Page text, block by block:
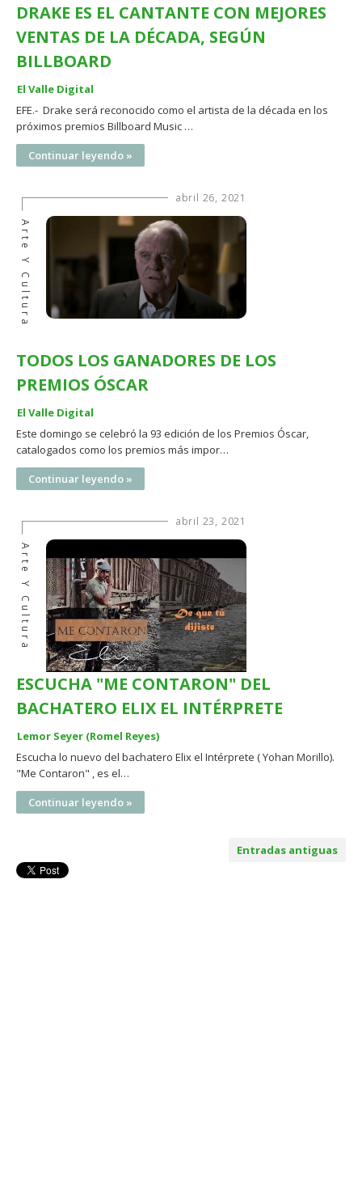
DRAKE ES EL CANTANTE CON MEJORES
VENTAS DE LA DÉCADA, SEGÚN
BILLBOARD
El Valle Digital
EFE.- Drake será reconocido como el artista de la década en los
próximos premios Billboard Music …
Continuar leyendo »
abril 26, 2021
Arte Y Cultura
TODOS LOS GANADORES DE LOS
PREMIOS ÓSCAR
El Valle Digital
Este domingo se celebró la 93 edición de los Premios Óscar,
catalogados como los premios más impor…
Continuar leyendo »
abril 23, 2021
Arte Y Cultura
ESCUCHA "ME CONTARON" DEL
BACHATERO ELIX EL INTÉRPRETE
Lemor Seyer (Romel Reyes)
Escucha lo nuevo del bachatero Elix el Intérprete ( Yohan Morillo).
"Me Contaron" , es el…
Continuar leyendo »
Entradas antiguas